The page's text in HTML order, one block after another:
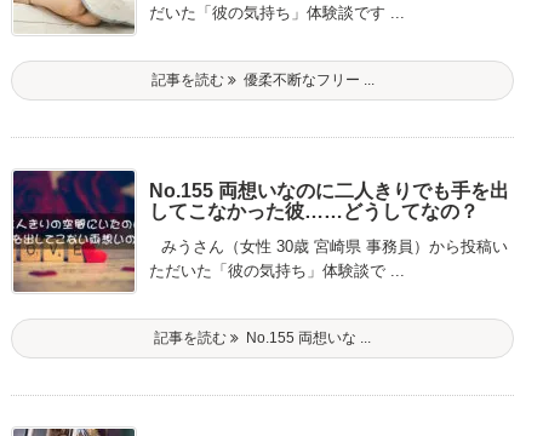
だいた「彼の気持ち」体験談です ...
記事を読む 優柔不断なフリー ...
No.155 両想いなのに二人きりでも手を出
してこなかった彼……どうしてなの？
みうさん（女性 30歳 宮崎県 事務員）から投稿い
ただいた「彼の気持ち」体験談で ...
記事を読む No.155 両想いな ...